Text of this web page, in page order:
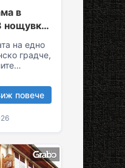
в
нощувки
на едно
градче,
престой
повече